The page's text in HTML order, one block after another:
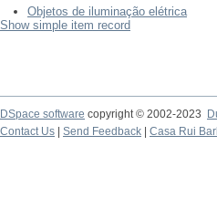
Objetos de iluminação elétrica
Show simple item record
DSpace software copyright © 2002-2023
Contact Us
Send Feedback Casa Rui